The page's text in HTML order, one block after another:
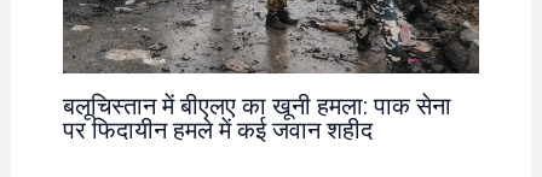
बलूचिस्तान में बीएलए का खूनी हमला: पाक सेना
पर फिदायीन हमले में कई जवान शहीद